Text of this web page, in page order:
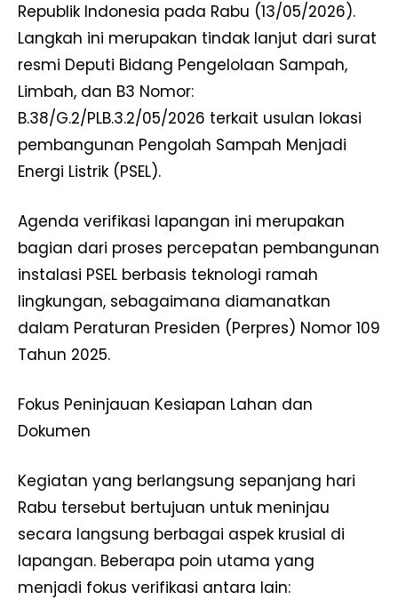
Republik Indonesia pada Rabu (13/05/2026).
Langkah ini merupakan tindak lanjut dari surat
resmi Deputi Bidang Pengelolaan Sampah,
Limbah, dan B3 Nomor:
B.38/G.2/PLB.3.2/05/2026 terkait usulan lokasi
pembangunan Pengolah Sampah Menjadi
Energi Listrik (PSEL).
Agenda verifikasi lapangan ini merupakan
bagian dari proses percepatan pembangunan
instalasi PSEL berbasis teknologi ramah
lingkungan, sebagaimana diamanatkan
dalam Peraturan Presiden (Perpres) Nomor 109
Tahun 2025.
Fokus Peninjauan Kesiapan Lahan dan
Dokumen
Kegiatan yang berlangsung sepanjang hari
Rabu tersebut bertujuan untuk meninjau
secara langsung berbagai aspek krusial di
lapangan. Beberapa poin utama yang
menjadi fokus verifikasi antara lain: